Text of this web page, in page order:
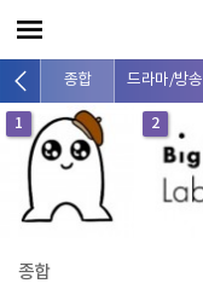
종합 드라마/방송
1 2
종합